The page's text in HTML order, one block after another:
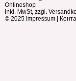
Onlineshop
inkl. MwSt, zzgl.
© 2025 Impressum